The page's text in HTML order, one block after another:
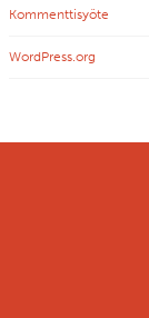
Kommenttisyöte
WordPress.org